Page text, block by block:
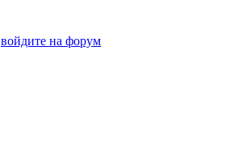
войдите на форум